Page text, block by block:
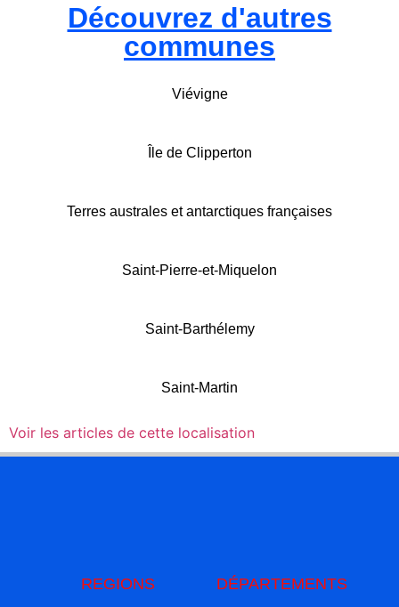
Découvrez d'autres
communes
Viévigne
Île de Clipperton
Terres australes et antarctiques françaises
Saint-Pierre-et-Miquelon
Saint-Barthélemy
Saint-Martin
Voir les articles de cette localisation
REGIONS
DÉPARTEMENTS